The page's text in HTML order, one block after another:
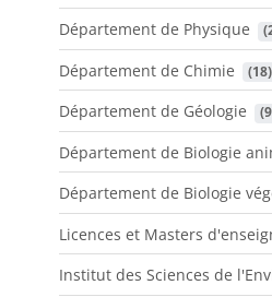
Département de Physique
Département de Chimie (18)
Département de Géologie
Département de Biologie
Département de Biologie
Licences et Masters
Institut des Sciences de